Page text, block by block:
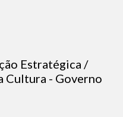
Estratégica /
Cultura - Governo